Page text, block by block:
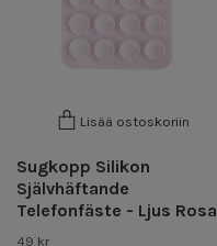
Lisää ostoskoriin
Sugkopp Silikon
Självhäftande
Telefonfäste - Ljus Rosa
49 kr